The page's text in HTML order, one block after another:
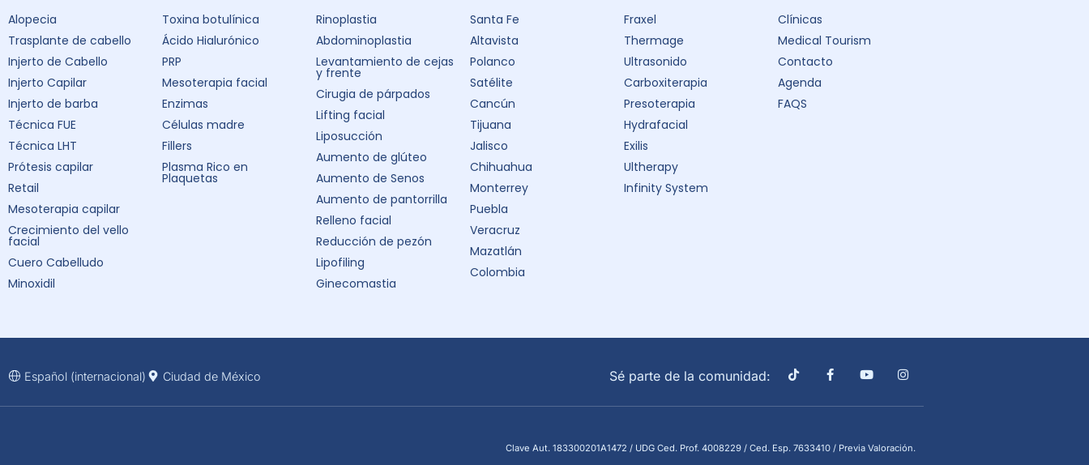
Alopecia
Trasplante de cabello
Injerto de Cabello
Injerto Capilar
Injerto de barba
Técnica FUE
Técnica LHT
Prótesis capilar
Retail
Mesoterapia capilar
Crecimiento del vello
facial
Cuero Cabelludo
Minoxidil
Toxina botulínica
Ácido Hialurónico
PRP
Mesoterapia facial
Enzimas
Células madre
Fillers
Plasma Rico en
Plaquetas
Rinoplastia
Abdominoplastia
Levantamiento de cejas
y frente
Cirugia de párpados
Lifting facial
Liposucción
Aumento de glúteo
Aumento de Senos
Aumento de pantorrilla
Relleno facial
Reducción de pezón
Lipofiling
Ginecomastia
Santa Fe
Altavista
Polanco
Satélite
Cancún
Tijuana
Jalisco
Chihuahua
Monterrey
Puebla
Veracruz
Mazatlán
Colombia
Fraxel
Thermage
Ultrasonido
Carboxiterapia
Presoterapia
Hydrafacial
Exilis
Ultherapy
Infinity System
Clínicas
Medical Tourism
Contacto
Agenda
FAQS
Español (internacional) Ciudad de México Sé parte de la comunidad:
Clave Aut. 183300201A1472 / UDG Ced. Prof. 4008229 / Ced. Esp. 7633410 / Previa Valoración.